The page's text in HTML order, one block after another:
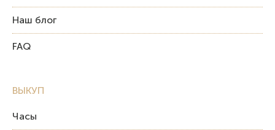
Наш блог
FAQ
ВЫКУП
Часы